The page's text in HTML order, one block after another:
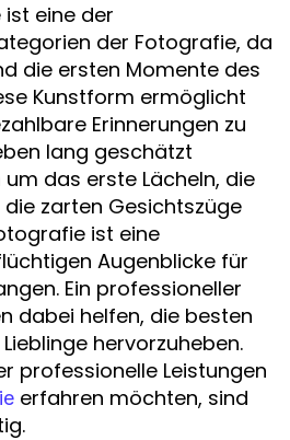
eine der
der Fotografie, da
die ersten Momente des
Kunstform ermöglicht
Erinnerungen zu
lang geschätzt
das erste Lächeln, die
die zarten Gesichtszüge
ist eine
Augenblicke für
Ein professioneller
dabei helfen, die besten
hervorzuheben.
professionelle Leistungen
erfahren möchten, sind